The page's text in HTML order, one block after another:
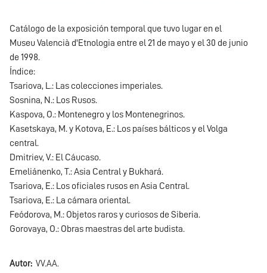
Catálogo de la exposición temporal que tuvo lugar en el
Museu Valencià d'Etnologia entre el 21 de mayo y el 30 de junio
de 1998.
Índice:
Tsariova, L.: Las colecciones imperiales.
Sosnina, N.: Los Rusos.
Kaspova, O.: Montenegro y los Montenegrinos.
Kasetskaya, M. y Kotova, E.: Los países bálticos y el Volga
central.
Dmitriev, V.: El Cáucaso.
Emeliánenko, T.: Asia Central y Bukhará.
Tsariova, E.: Los oficiales rusos en Asia Central.
Tsariova, E.: La cámara oriental.
Feódorova, M.: Objetos raros y curiosos de Siberia.
Gorovaya, O.: Obras maestras del arte budista.
Autor VV.AA.